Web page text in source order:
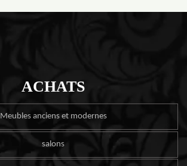
ACHATS
Meubles anciens et modernes
salons